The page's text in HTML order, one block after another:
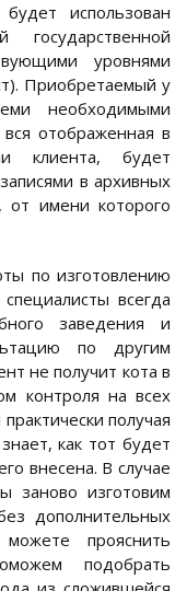
использован
государственной
уровнями
Приобретаемый у
необходимыми
отображенная в
клиента, будет
в архивных
от имени которого
по изготовлению
всегда
заведения и
по другим
не получит кота в
контроля на всех
получая
как тот будет
внесена. В случае
заново изготовим
дополнительных
прояснить
подобрать